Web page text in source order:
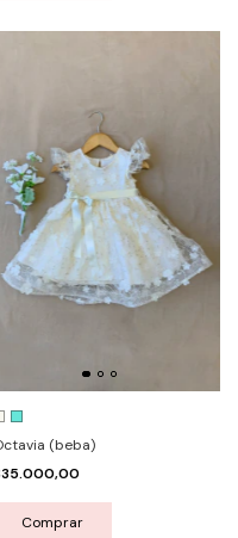
(beba)
Comprar